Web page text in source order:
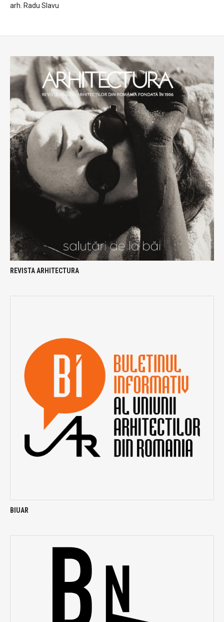
arh. Radu Slavu
REVISTA ARHITECTURA
BIUAR